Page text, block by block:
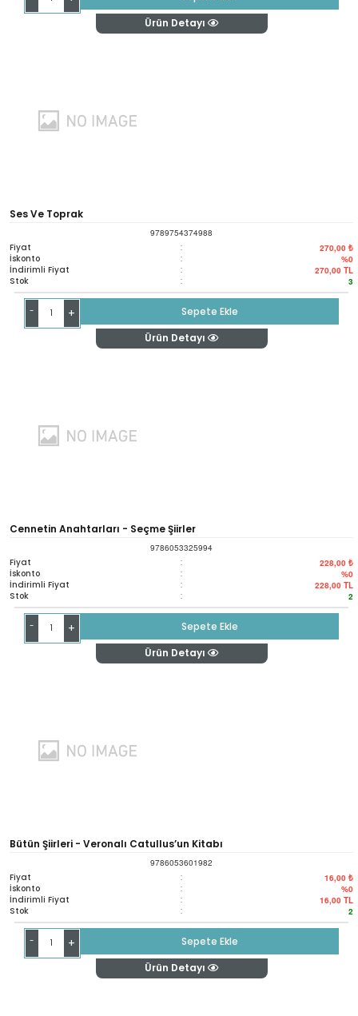
Ürün Detayı
Ses Ve Toprak
9789754374988
Fiyat : 270,00 ₺
İskonto : %0
İndirimli Fiyat : 270,00 TL
Stok : 3
- +
Sepete Ekle
Ürün Detayı
Cennetin Anahtarları - Seçme Şiirler
9786053325994
Fiyat : 228,00 ₺
İskonto : %0
İndirimli Fiyat : 228,00 TL
Stok : 2
- +
Sepete Ekle
Ürün Detayı
Bütün Şiirleri - Veronalı Catullus’un Kitabı
9786053601982
Fiyat : 16,00 ₺
İskonto : %0
İndirimli Fiyat : 16,00 TL
Stok : 2
- +
Sepete Ekle
Ürün Detayı